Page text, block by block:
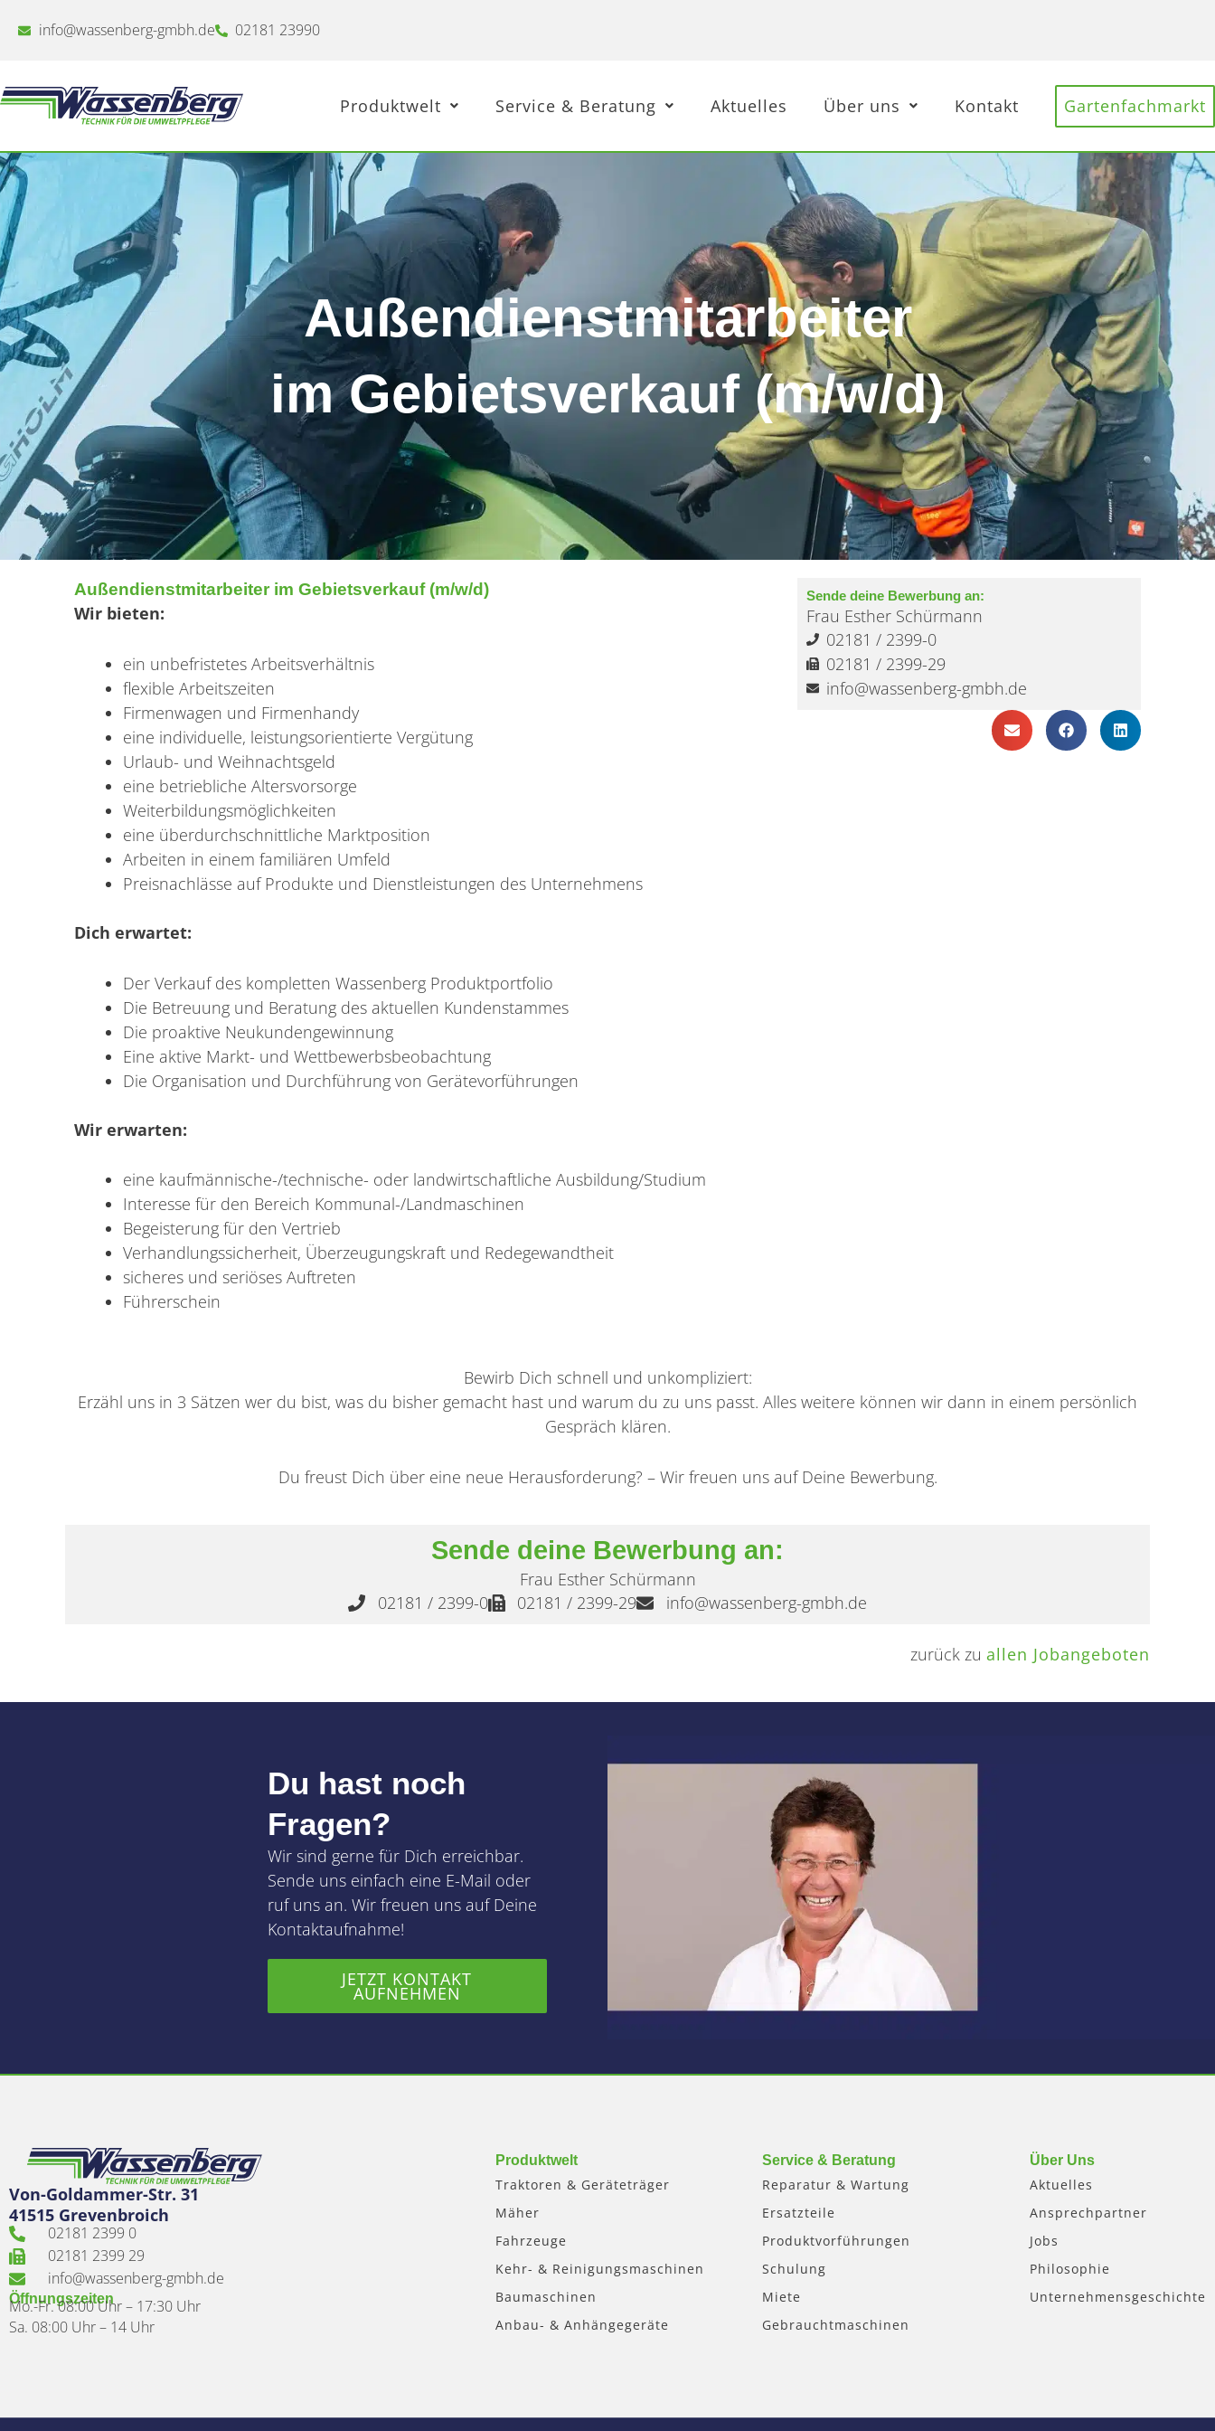
Inhalt
springeninfo@wassenberg-gmbh.de 02181 23990
Produktwelt Service & Beratung Aktuelles Über uns Kontakt Gartenfachmarkt
Außendienstmitarbeiter
im Gebietsverkauf (m/w/d)
Außendienstmitarbeiter im Gebietsverkauf (m/w/d)
Wir bieten:
ein unbefristetes Arbeitsverhältnis
flexible Arbeitszeiten
Firmenwagen und Firmenhandy
eine individuelle, leistungsorientierte Vergütung
Urlaub- und Weihnachtsgeld
eine betriebliche Altersvorsorge
Weiterbildungsmöglichkeiten
eine überdurchschnittliche Marktposition
Arbeiten in einem familiären Umfeld
Preisnachlässe auf Produkte und Dienstleistungen des Unternehmens
Dich erwartet:
Der Verkauf des kompletten Wassenberg Produktportfolio
Die Betreuung und Beratung des aktuellen Kundenstammes
Die proaktive Neukundengewinnung
Eine aktive Markt- und Wettbewerbsbeobachtung
Die Organisation und Durchführung von Gerätevorführungen
Wir erwarten:
eine kaufmännische-/technische- oder landwirtschaftliche Ausbildung/Studium
Interesse für den Bereich Kommunal-/Landmaschinen
Begeisterung für den Vertrieb
Verhandlungssicherheit, Überzeugungskraft und Redegewandtheit
sicheres und seriöses Auftreten
Führerschein
Sende deine Bewerbung an:
Frau Esther Schürmann
02181 / 2399-0
02181 / 2399-29
info@wassenberg-gmbh.de
Bewirb Dich schnell und unkompliziert:
Erzähl uns in 3 Sätzen wer du bist, was du bisher gemacht hast und warum du zu uns passt. Alles weitere können wir dann in einem persönlich
Gespräch klären.
Du freust Dich über eine neue Herausforderung? – Wir freuen uns auf Deine Bewerbung.
Sende deine Bewerbung an:
Frau Esther Schürmann
02181 / 2399-0
02181 / 2399-29 info@wassenberg-gmbh.de
zurück zu allen Jobangeboten
Du hast noch
Fragen?
Wir sind gerne für Dich erreichbar.
Sende uns einfach eine E-Mail oder
ruf uns an. Wir freuen uns auf Deine
Kontaktaufnahme!
JETZT KONTAKT
AUFNEHMEN
Von-Goldammer-Str. 31
41515 Grevenbroich
02181 2399 0
02181 2399 29
info@wassenberg-gmbh.de
Öffnungszeiten
Mo.-Fr. 08:00 Uhr – 17:30 Uhr
Sa. 08:00 Uhr – 14 Uhr
Produktwelt
Traktoren & Geräteträger
Mäher
Fahrzeuge
Kehr- & Reinigungsmaschinen
Baumaschinen
Anbau- & Anhängegeräte
Service & Beratung
Reparatur & Wartung
Ersatzteile
Produktvorführungen
Schulung
Miete
Gebrauchtmaschinen
Über Uns
Aktuelles
Ansprechpartner
Jobs
Philosophie
Unternehmensgeschichte